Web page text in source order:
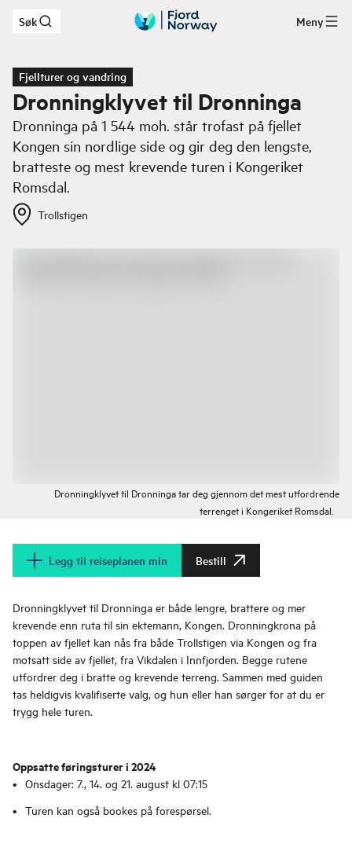
Hopp til hovedinnhold
Søk Meny
Fjellturer og vandring
Dronningklyvet til Dronninga
Dronninga på 1 544 moh. står trofast på fjellet
Kongen sin nordlige side og gir deg den lengste,
bratteste og mest krevende turen i Kongeriket
Romsdal.
Trollstigen
Dronningklyvet til Dronninga tar deg gjennom det mest utfordrende
terrenget i Kongeriket Romsdal.
Legg til reiseplanen min Bestill
Dronningklyvet til Dronninga er både lengre, brattere og mer
krevende enn ruta til sin ektemann, Kongen. Dronningkrona på
toppen av fjellet kan nås fra både Trollstigen via Kongen og fra
motsatt side av fjellet, fra Vikdalen i Innfjorden. Begge rutene
utfordrer deg i bratte og krevende terreng. Sammen med guiden
tas heldigvis kvalifiserte valg, og hun eller han sørger for at du er
trygg hele turen.
Oppsatte føringsturer i 2024
Onsdager: 7., 14. og 21. august kl 07:15
Turen kan også bookes på forespørsel.